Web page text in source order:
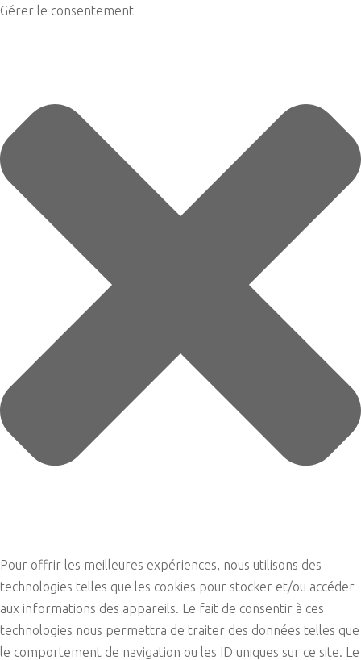
Gérer le consentement
Pour offrir les meilleures expériences, nous utilisons des
technologies telles que les cookies pour stocker et/ou accéder
aux informations des appareils. Le fait de consentir à ces
technologies nous permettra de traiter des données telles que
le comportement de navigation ou les ID uniques sur ce site. Le